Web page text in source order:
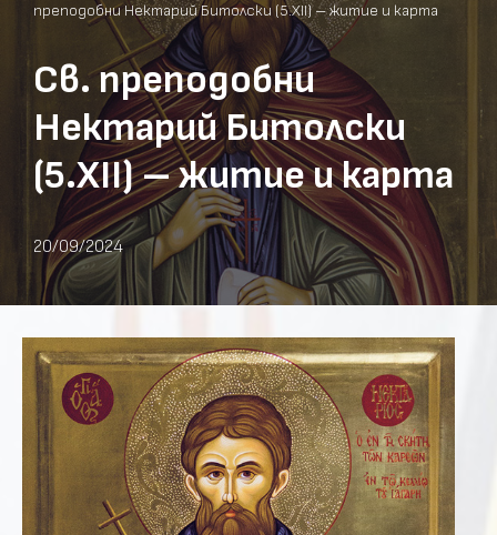
преподобни Нектарий Битолски (5.XII) – житие и карта
Св. преподобни
Нектарий Битолски
(5.XII) – житие и карта
20/09/2024